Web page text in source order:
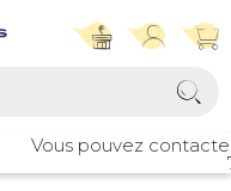
Vous pouvez contacter